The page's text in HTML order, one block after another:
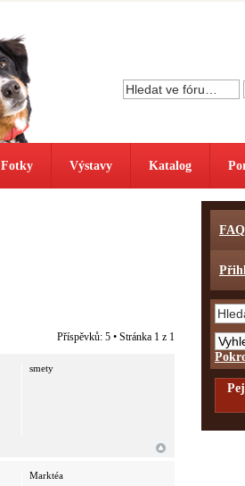
Fotky Výstavy Katalog
Příspěvků: 5 • Stránka 1 z 1
smety
Marktéa
FAQ